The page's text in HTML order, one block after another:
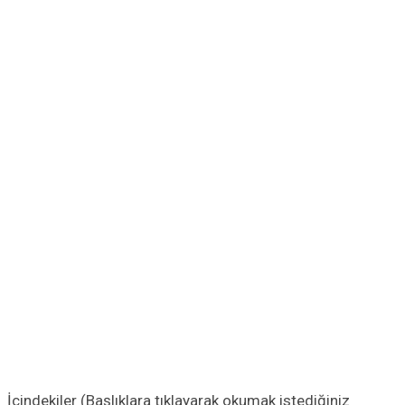
İçindekiler (Başlıklara tıklayarak okumak istediğiniz